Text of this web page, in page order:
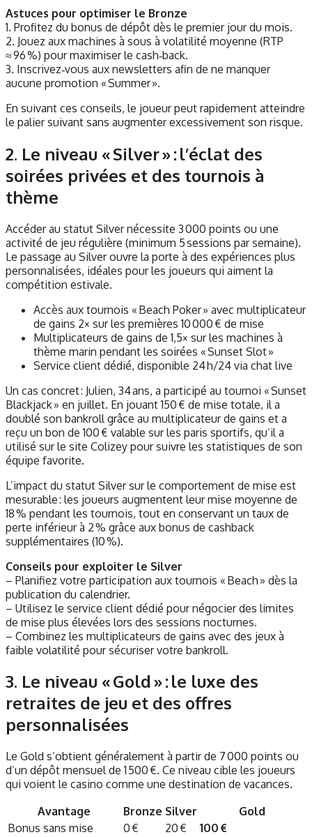
Astuces pour optimiser le Bronze
1. Profitez du bonus de dépôt dès le premier jour du mois.
2. Jouez aux machines à sous à volatilité moyenne (RTP
≈ 96 %) pour maximiser le cash‑back.
3. Inscrivez‑vous aux newsletters afin de ne manquer
aucune promotion « Summer ».
En suivant ces conseils, le joueur peut rapidement atteindre
le palier suivant sans augmenter excessivement son risque.
2. Le niveau « Silver » : l’éclat des
soirées privées et des tournois à
thème
Accéder au statut Silver nécessite 3 000 points ou une
activité de jeu régulière (minimum 5 sessions par semaine).
Le passage au Silver ouvre la porte à des expériences plus
personnalisées, idéales pour les joueurs qui aiment la
compétition estivale.
Accès aux tournois « Beach Poker » avec multiplicateur
de gains 2× sur les premières 10 000 € de mise
Multiplicateurs de gains de 1,5× sur les machines à
thème marin pendant les soirées « Sunset Slot »
Service client dédié, disponible 24 h/24 via chat live
Un cas concret : Julien, 34 ans, a participé au tournoi « Sunset
Blackjack » en juillet. En jouant 150 € de mise totale, il a
doublé son bankroll grâce au multiplicateur de gains et a
reçu un bon de 100 € valable sur les paris sportifs, qu’il a
utilisé sur le site Colizey pour suivre les statistiques de son
équipe favorite.
L’impact du statut Silver sur le comportement de mise est
mesurable : les joueurs augmentent leur mise moyenne de
18 % pendant les tournois, tout en conservant un taux de
perte inférieur à 2 % grâce aux bonus de cashback
supplémentaires (10 %).
Conseils pour exploiter le Silver
– Planifiez votre participation aux tournois « Beach » dès la
publication du calendrier.
– Utilisez le service client dédié pour négocier des limites
de mise plus élevées lors des sessions nocturnes.
– Combinez les multiplicateurs de gains avec des jeux à
faible volatilité pour sécuriser votre bankroll.
3. Le niveau « Gold » : le luxe des
retraites de jeu et des offres
personnalisées
Le Gold s’obtient généralement à partir de 7 000 points ou
d’un dépôt mensuel de 1 500 €. Ce niveau cible les joueurs
qui voient le casino comme une destination de vacances.
Avantage
Bronze Silver
Gold
Bonus sans mise
0 € 20 € 100 €